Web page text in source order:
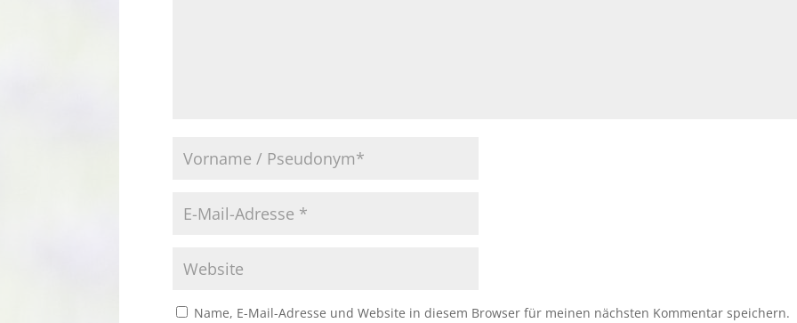
Name, E-Mail-Adresse und Website in diesem Browser für meinen nächsten Kommentar speichern.